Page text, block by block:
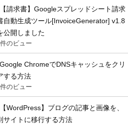
【請求書】Googleスプレッドシート請求
自動生成ツール[InvoiceGenerator] v1.8
公開しました
のビュー
Google ChromeでDNSキャッシュをクリ
する方法
のビュー
【WordPress】ブログの記事と画像を、
サイトに移行する方法